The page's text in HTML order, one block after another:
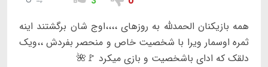
همه بازیکنان الحمدلله به روزهای ،،،،اوج شان برگشتند اینه
ثمره اوسمار ویرا با شخصیت خاص و منحصر بفردش ،،ویک
دلقک که ادای باشخصیت و بازی میکرد 🚩🌺